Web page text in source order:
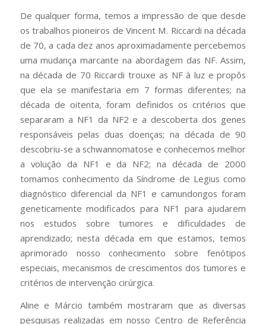
De qualquer forma, temos a impressão de que desde
os trabalhos pioneiros de Vincent M. Riccardi na década
de 70, a cada dez anos aproximadamente percebemos
uma mudança marcante na abordagem das NF. Assim,
na década de 70 Riccardi trouxe as NF à luz e propôs
que ela se manifestaria em 7 formas diferentes; na
década de oitenta, foram definidos os critérios que
separaram a NF1 da NF2 e a descoberta dos genes
responsáveis pelas duas doenças; na década de 90
descobriu-se a schwannomatose e conhecemos melhor
a volução da NF1 e da NF2; na década de 2000
tomamos conhecimento da Síndrome de Legius como
diagnóstico diferencial da NF1 e camundongos foram
geneticamente modificados para NF1 para ajudarem
nos estudos sobre tumores e dificuldades de
aprendizado; nesta década em que estamos, temos
aprimorado nosso conhecimento sobre fenótipos
especiais, mecanismos de crescimentos dos tumores e
critérios de intervenção cirúrgica.
Aline e Márcio também mostraram que as diversas
pesquisas realizadas em nosso Centro de Referência